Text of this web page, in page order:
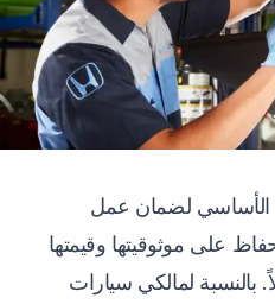
الأساسي لضمان عمل
على موثوقيتها وقيمتها
بالنسبة لمالكي سيارات